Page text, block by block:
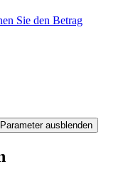
Sie den Betrag
ausblenden